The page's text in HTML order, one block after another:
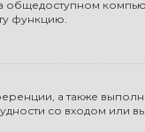
функцию.
а также
со входом или